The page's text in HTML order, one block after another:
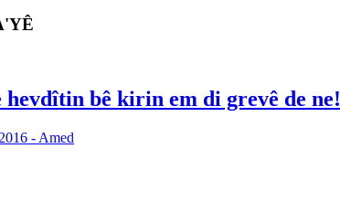
bê kirin em di grevê de ne!
- Amed